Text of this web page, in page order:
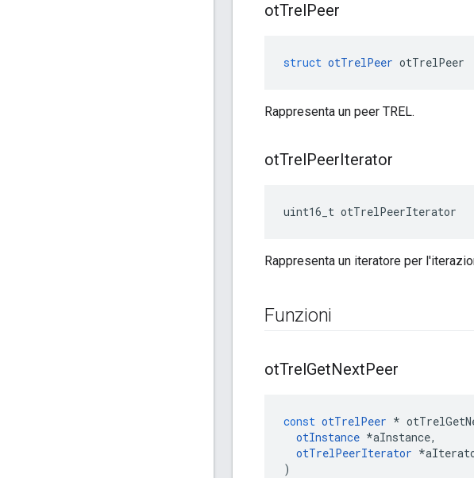
otTrelPeer
struct otTrelPeer otTrelPeer
Rappresenta un peer TREL.
otTrelPeerIterator
uint16_t otTrelPeerIterator
Rappresenta un iteratore per
Funzioni
otTrelGetNextPeer
const otTrelPeer *
otInstance *aInstance,
otTrelPeerIterator *
)